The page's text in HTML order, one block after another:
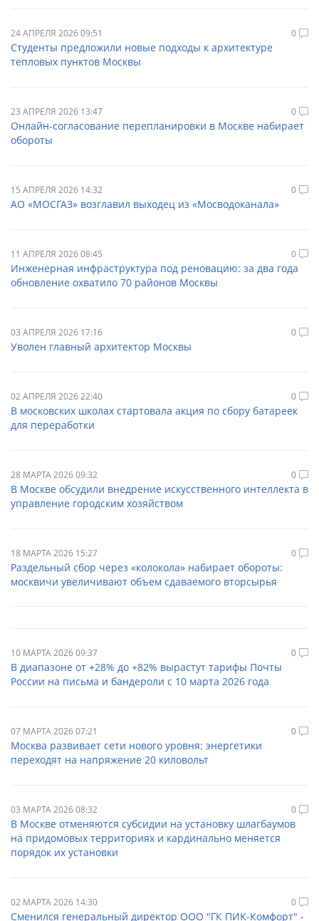
24 АПРЕЛЯ 2026 09:51 0
Студенты предложили новые подходы к архитектуре
тепловых пунктов Москвы
23 АПРЕЛЯ 2026 13:47 0
Онлайн-согласование перепланировки в Москве набирает
обороты
15 АПРЕЛЯ 2026 14:32 0
АО «МОСГАЗ» возглавил выходец из «Мосводоканала»
11 АПРЕЛЯ 2026 08:45 0
Инженерная инфраструктура под реновацию: за два года
обновление охватило 70 районов Москвы
03 АПРЕЛЯ 2026 17:16 0
Уволен главный архитектор Москвы
02 АПРЕЛЯ 2026 22:40 0
В московских школах стартовала акция по сбору батареек
для переработки
28 МАРТА 2026 09:32 0
В Москве обсудили внедрение искусственного интеллекта в
управление городским хозяйством
18 МАРТА 2026 15:27 0
Раздельный сбор через «колокола» набирает обороты:
москвичи увеличивают объем сдаваемого вторсырья
10 МАРТА 2026 09:37 0
В диапазоне от +28% до +82% вырастут тарифы Почты
России на письма и бандероли с 10 марта 2026 года
07 МАРТА 2026 07:21 0
Москва развивает сети нового уровня: энергетики
переходят на напряжение 20 киловольт
03 МАРТА 2026 08:32 0
В Москве отменяются субсидии на установку шлагбаумов
на придомовых территориях и кардинально меняется
порядок их установки
02 МАРТА 2026 14:30 0
Сменился генеральный директор ООО "ГК ПИК-Комфорт" -